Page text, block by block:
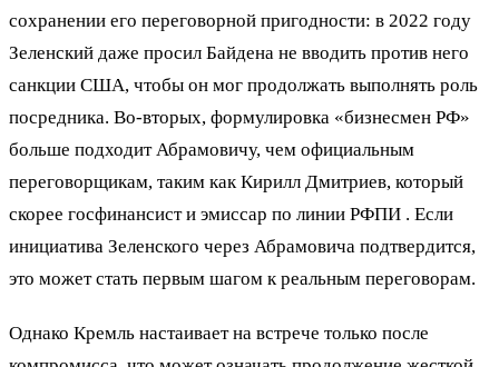
сохранении его переговорной пригодности: в 2022 году
Зеленский даже просил Байдена не вводить против него
санкции США, чтобы он мог продолжать выполнять роль
посредника. Во-вторых, формулировка «бизнесмен РФ»
больше подходит Абрамовичу, чем официальным
переговорщикам, таким как Кирилл Дмитриев, который
скорее госфинансист и эмиссар по линии РФПИ . Если
инициатива Зеленского через Абрамовича подтвердится,
это может стать первым шагом к реальным переговорам.
Однако Кремль настаивает на встрече только после